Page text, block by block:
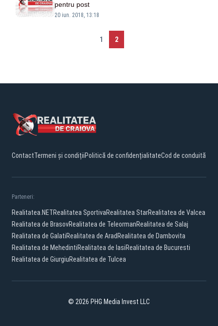
pentru post
20 iun. 2018, 13:18
1 2
ContactTermeni și condițiiPolitică de confidențialitateCod de conduită
Parteneri:
Realitatea.NETRealitatea SportivaRealitatea StarRealitatea de Valcea
Realitatea de BrasovRealitatea de TeleormanRealitatea de Salaj
Realitatea de GalatiRealitatea de Arad Realitatea de Dambovita
Realitatea de MehedintiRealitatea de IasiRealitatea de Bucuresti
Realitatea de GiurgiuRealitatea de Tulcea
© 2026 PHG Media Invest LLC